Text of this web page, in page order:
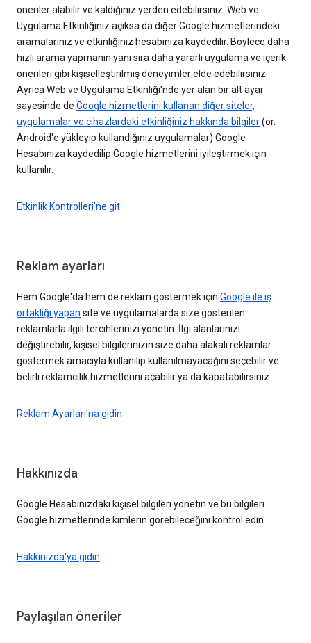
öneriler alabilir ve kaldığınız yerden edebilirsiniz. Web ve
Uygulama Etkinliğiniz açıksa da diğer Google hizmetlerindeki
aramalarınız ve etkinliğiniz hesabınıza kaydedilir. Böylece daha
hızlı arama yapmanın yanı sıra daha yararlı uygulama ve içerik
önerileri gibi kişiselleştirilmiş deneyimler elde edebilirsiniz.
Ayrıca Web ve Uygulama Etkinliği'nde yer alan bir alt ayar
sayesinde de Google hizmetlerini kullanan diğer siteler,
uygulamalar ve cihazlardaki etkinliğiniz hakkında bilgiler(ör.
Android'e yükleyip kullandığınız uygulamalar) Google
Hesabınıza kaydedilip Google hizmetlerini iyileştirmek için
kullanılır.
Etkinlik Kontrolleri'ne git
Reklam ayarları
Hem Google'da hem de reklam göstermek için Google ile iş
ortaklığı yapan site ve uygulamalarda size gösterilen
reklamlarla ilgili tercihlerinizi yönetin. İlgi alanlarınızı
değiştirebilir, kişisel bilgilerinizin size daha alakalı reklamlar
göstermek amacıyla kullanılıp kullanılmayacağını seçebilir ve
belirli reklamcılık hizmetlerini açabilir ya da kapatabilirsiniz.
Reklam Ayarları'na gidin
Hakkınızda
Google Hesabınızdaki kişisel bilgileri yönetin ve bu bilgileri
Google hizmetlerinde kimlerin görebileceğini kontrol edin.
Hakkınızda'ya gidin
Paylaşılan öneriler